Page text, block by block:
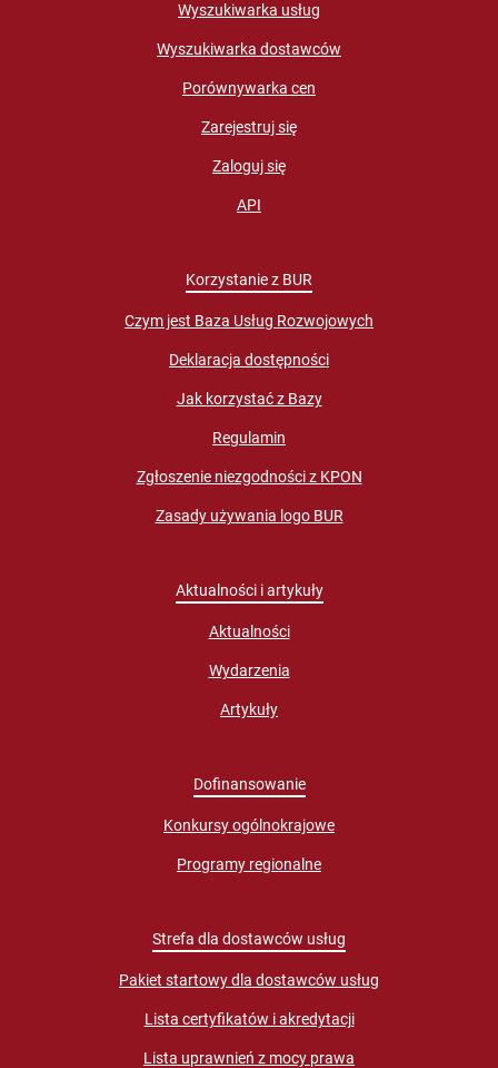
Wyszukiwarka usług
Wyszukiwarka dostawców
Porównywarka cen
Zarejestruj się
Zaloguj się
API
Korzystanie z BUR
Czym jest Baza Usług Rozwojowych
Deklaracja dostępności
Jak korzystać z Bazy
Regulamin
Zgłoszenie niezgodności z KPON
Zasady używania logo BUR
Aktualności i artykuły
Aktualności
Wydarzenia
Artykuły
Dofinansowanie
Konkursy ogólnokrajowe
Programy regionalne
Strefa dla dostawców usług
Pakiet startowy dla dostawców usług
Lista certyfikatów i akredytacji
Lista uprawnień z mocy prawa